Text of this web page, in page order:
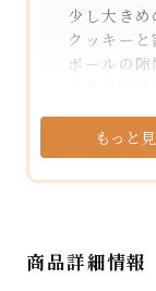
少し大きめ
クッキー
ボールの
プチプチを
た包装紙
並べられて
上がってし
もっと
商品詳細情報